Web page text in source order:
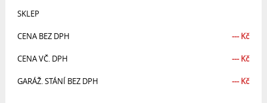
SKLEP
CENA BEZ DPH ---Kč
CENA VČ. DPH ---Kč
GARÁŽ. STÁNÍ BEZ DPH ---Kč